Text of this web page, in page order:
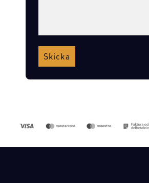
Skicka